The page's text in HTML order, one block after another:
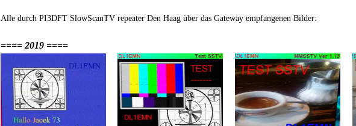
Alle durch PI3DFT SlowScanTV repeater Den Haag über das Gateway empfangenen Bilder:
==== 2019 ====